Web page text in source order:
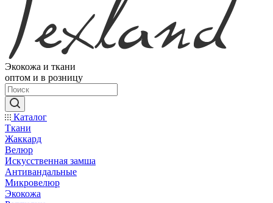
Экокожа и ткани
оптом и в розницу
Каталог
Ткани
Жаккард
Велюр
Искусственная замша
Антивандальные
Микровелюр
Экокожа